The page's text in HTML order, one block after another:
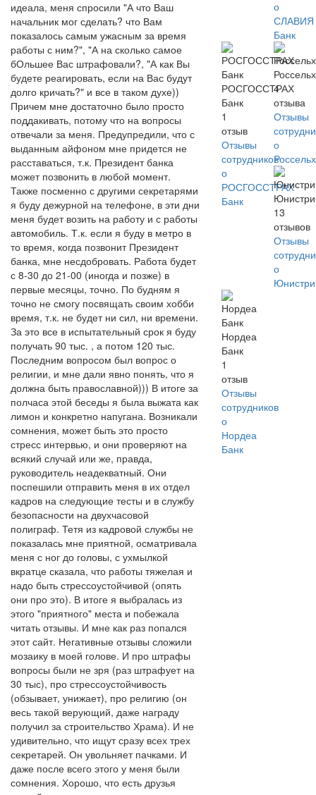
идеала, меня спросили "А что Ваш
начальник мог сделать? что Вам
показалось самым ужасным за время
работы с ним?", "А на сколько самое
бОльшее Вас штрафовали?, "А как Вы
будете реагировать, если на Вас будут
долго кричать?" и все в таком духе))
Причем мне достаточно было просто
поддакивать, потому что на вопросы
отвечали за меня. Предупредили, что с
выданным айфоном мне придется не
расставаться, т.к. Президент банка
может позвонить в любой момент.
Также посменно с другими секретарями
я буду дежурной на телефоне, в эти дни
меня будет возить на работу и с работы
автомобиль. Т.к. если я буду в метро в
то время, когда позвонит Президент
банка, мне несдобровать. Работа будет
с 8-30 до 21-00 (иногда и позже) в
первые месяцы, точно. По будням я
точно не смогу посвящать своим хобби
время, т.к. не будет ни сил, ни времени.
За это все в испытательный срок я буду
получать 90 тыс. , а потом 120 тыс.
Последним вопросом был вопрос о
религии, и мне дали явно понять, что я
должна быть православной))) В итоге за
полчаса этой беседы я была выжата как
лимон и конкретно напугана. Возникали
сомнения, может быть это просто
стресс интервью, и они проверяют на
всякий случай или же, правда,
руководитель неадекватный. Они
поспешили отправить меня в их отдел
кадров на следующие тесты и в службу
безопасности на двухчасовой
полиграф. Тетя из кадровой службы не
показалась мне приятной, осматривала
меня с ног до головы, с ухмылкой
вкратце сказала, что работы тяжелая и
надо быть стрессоустойчивой (опять
они про это). В итоге я выбралась из
этого "приятного" места и побежала
читать отзывы. И мне как раз попался
этот сайт. Негативные отзывы сложили
мозаику в моей голове. И про штрафы
вопросы были не зря (раз штрафует на
30 тыс), про стрессоустойчивость
(обзывает, унижает), про религию (он
весь такой верующий, даже награду
получил за строительство Храма). И не
удивительно, что ищут сразу всех трех
секретарей. Он увольняет пачками. И
даже после всего этого у меня были
сомнения. Хорошо, что есть друзья
о
СЛАВИЯ
Банк
РОСГОССТРАХ
Банк
1
отзыв
Отзывы
сотрудников
о
РОСГОССТРАХ
Банк
4
отзыва
Отзывы
о
13
отзывов
Отзывы
о
Нордеа
Банк
1
отзыв
Отзывы
сотрудников
о
Нордеа
Банк